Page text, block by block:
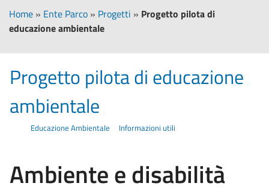
Home » Ente Parco » Progetti » Progetto pilota di
educazione ambientale
Progetto pilota di educazione
ambientale
Educazione Ambientale Informazioni utili
Ambiente e disabilità